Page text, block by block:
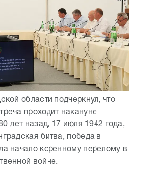
области подчеркнул, что
проходит накануне
лет назад, 17 июля 1942 года,
битва, победа в
начало коренному перелому в
войне.